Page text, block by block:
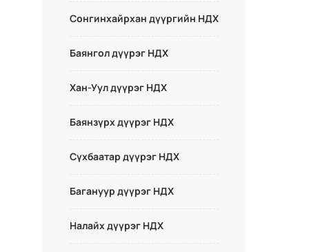
Сонгинхайрхан дүүргийн НДХ
Баянгол дүүрэг НДХ
Хан-Уул дүүрэг НДХ
Баянзүрх дүүрэг НДХ
Сүхбаатар дүүрэг НДХ
Багануур дүүрэг НДХ
Налайх дүүрэг НДХ